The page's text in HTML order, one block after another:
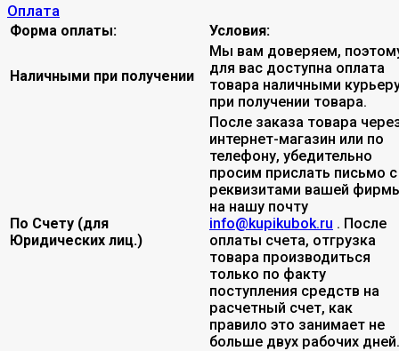
Оплата
Форма оплаты: Условия:
Наличными при получении
Мы вам доверяем,
для вас доступна оплата
товара наличными
при получении товара.
По Счету (для
Юридических лиц.)
После заказа товара
интернет-магазин или по
телефону, убедительно
просим прислать письмо с
реквизитами вашей
на нашу почту
info@kupikubok.ru . После
оплаты счета, отгрузка
товара производиться
только по факту
поступления средств на
расчетный счет, как
правило это занимает не
больше двух рабочих дней.